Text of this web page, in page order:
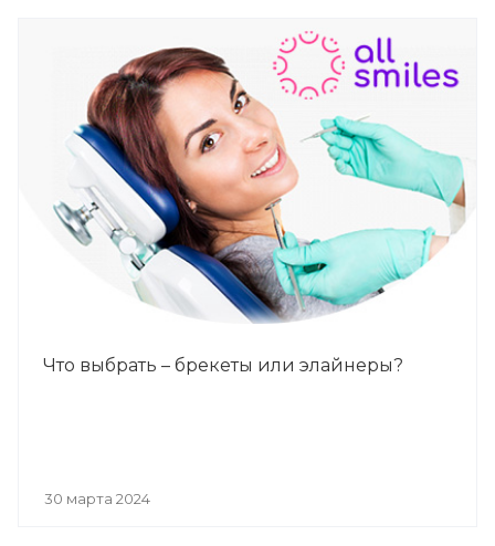
Что выбрать – брекеты или элайнеры?
30 марта 2024